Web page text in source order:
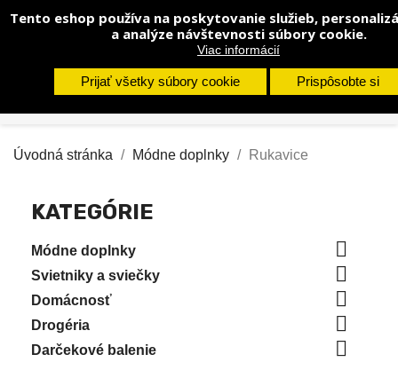
Tento eshop používa na poskytovanie služieb,
a analýze návštevnosti súbory cookie.
Viac informácií
Prijať všetky súbory cookie Prispôsobte si
 (0)

search
Úvodná stránka Módne doplnky Rukavice
KATEGÓRIE
Módne doplnky 
Svietniky a sviečky 
Domácnosť 
Drogéria 
Darčekové balenie 